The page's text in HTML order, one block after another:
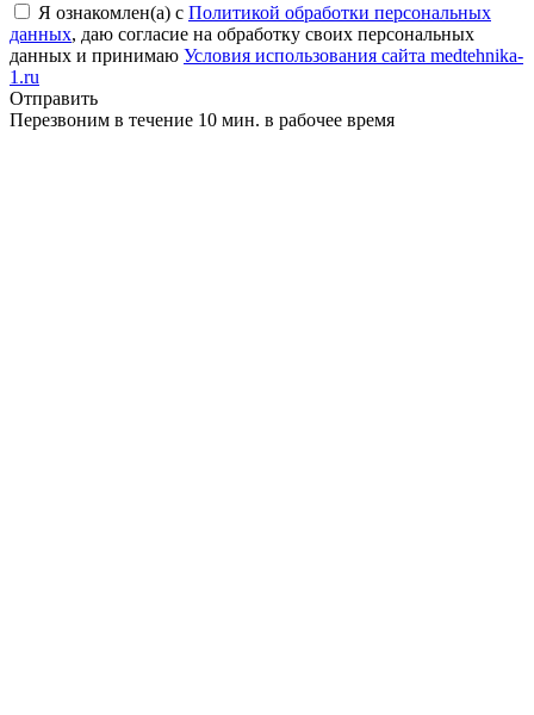
Я ознакомлен(а) с Политикой обработки персональных
данных, даю согласие на обработку своих персональных
данных и принимаю Условия использования сайта medtehnika-
1.ru
Отправить
Перезвоним в течение 10 мин. в рабочее время